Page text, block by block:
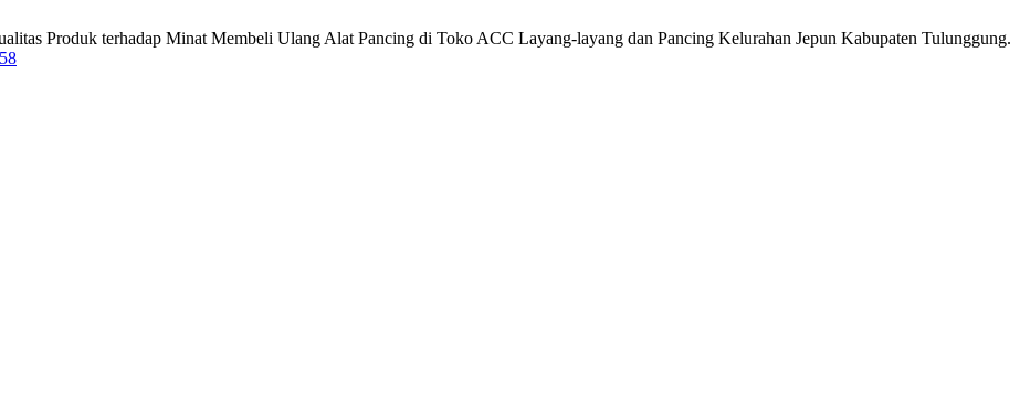
Produk terhadap Minat Membeli Ulang Alat Pancing di Toko ACC Layang-layang dan Pancing Kelurahan Jepun Kabupaten Tulunggung.